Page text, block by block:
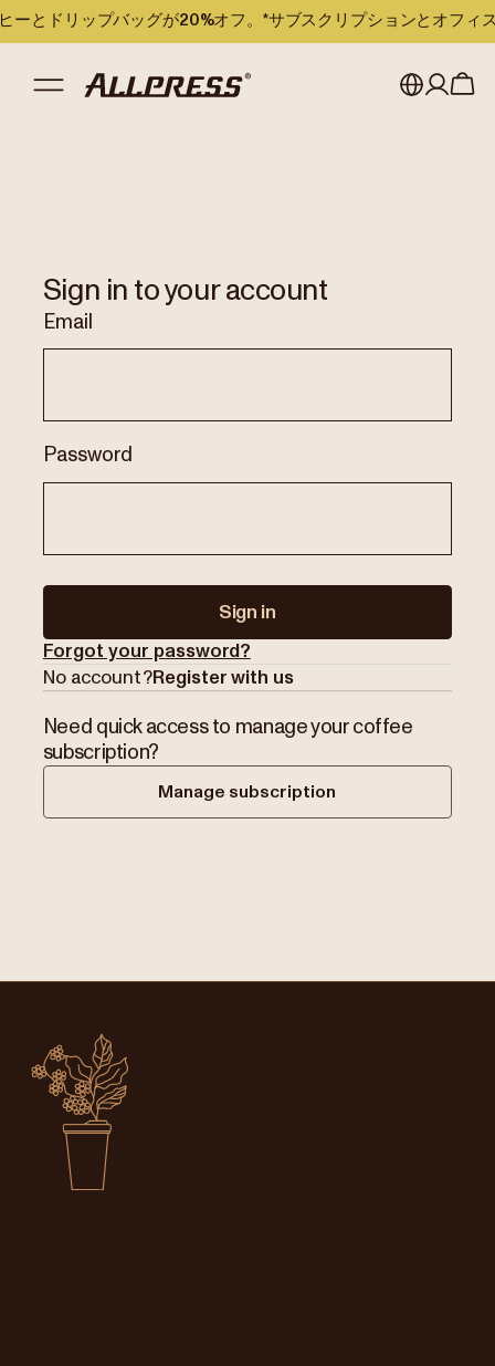
ーとドリップバッグが20%オフ。*サブスクリプションとオフィ
New Zealand
Singapore
Sign in to your account
Email
Password
Sign in
Forgot your password?
No account?Register with us
Need quick access to manage your coffee
subscription?
Manage subscription